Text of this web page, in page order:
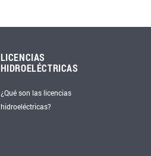
LICENCIAS
HIDROELÉCTRICAS
¿Qué son las licencias
hidroeléctricas?